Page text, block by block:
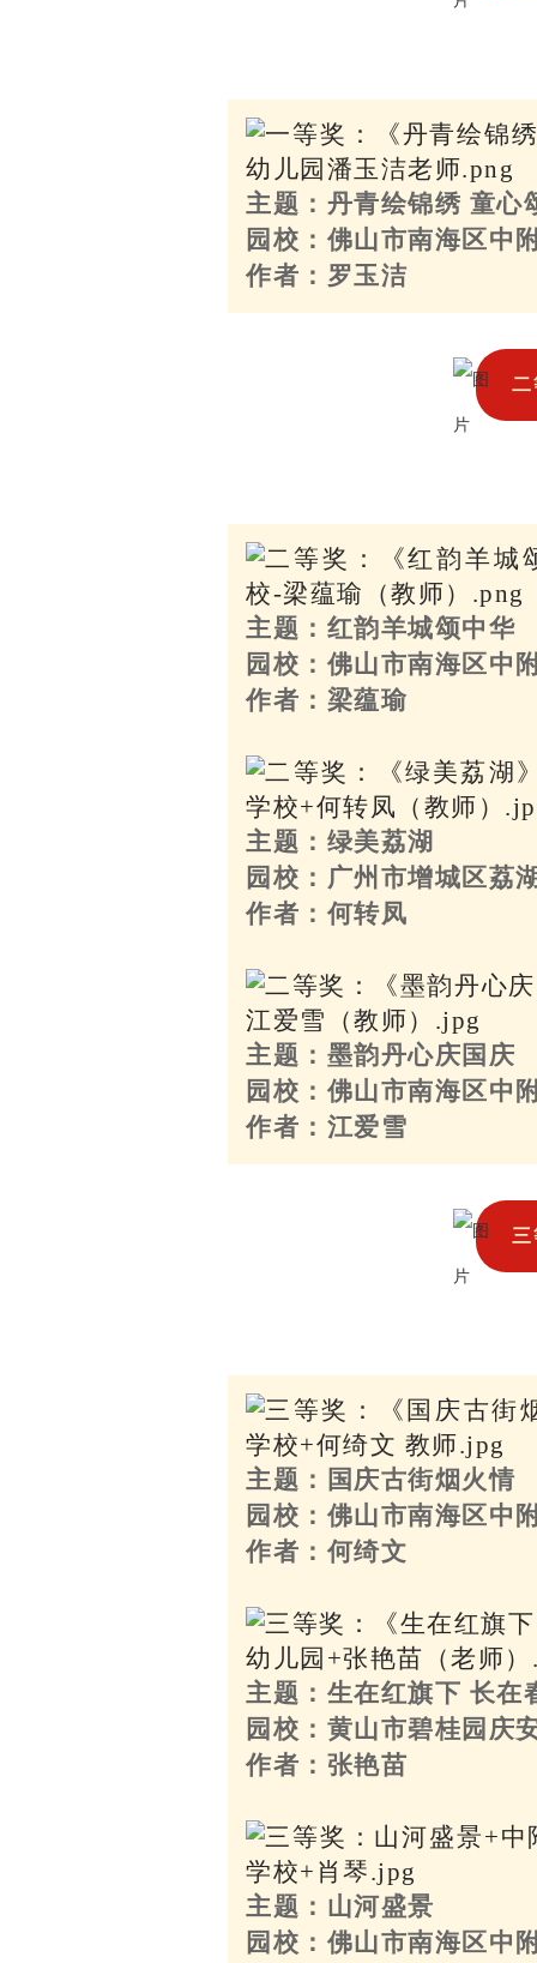
主题：丹青绘锦绣 童心
园校：佛山市南海区中
作者：罗玉洁
二
主题：红韵羊城颂中华
园校：佛山市南海区中
作者：梁蕴瑜
主题：绿美荔湖
园校：广州市增城区荔
作者：何转凤
主题：墨韵丹心庆国庆
园校：佛山市南海区中
作者：江爱雪
主题：国庆古街烟火情
园校：佛山市南海区中
作者：何绮文
主题：生在红旗下 长在
园校：黄山市碧桂园庆
作者：张艳苗
主题：山河盛景
园校：佛山市南海区中